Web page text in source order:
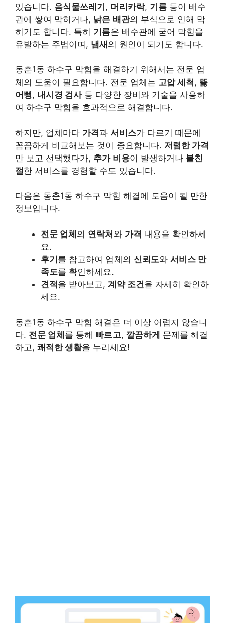
있습니다. 음식물쓰레기, 머리카락, 기름 등이 배수
관에 쌓여 막히거나, 낡은 배관의 부식으로 인해 막
히기도 합니다. 특히 기름은 배수관에 굳어 막힘을
유발하는 주범이며, 냄새의 원인이 되기도 합니다.
동춘1동 하수구 막힘을 해결하기 위해서는 전문 업
체의 도움이 필요합니다. 전문 업체는 고압 세척 , 뚫
어뻥, 내시경 검사등 다양한 장비와 기술을 사용하
여 하수구 막힘을 효과적으로 해결합니다.
하지만, 업체마다 가격과 서비스가 다르기 때문에
꼼꼼하게 비교해보는 것이 중요합니다. 저렴한 가격
만 보고 선택했다가, 추가 비용이 발생하거나 불친
절한 서비스를 경험할 수도 있습니다.
다음은 동춘1동 하수구 막힘 해결에 도움이 될 만한
정보입니다.
전문 업체의 연락처와 가격 내용을 확인하세
요.
후기를 참고하여 업체의 신뢰도와 서비스 만
족도를 확인하세요.
견적을 받아보고, 계약 조건을 자세히 확인하
세요.
동춘1동 하수구 막힘 해결은 더 이상 어렵지 않습니
다. 전문 업체 를 통해 빠르고, 깔끔하게 문제를 해결
하고, 쾌적한 생활을 누리세요!